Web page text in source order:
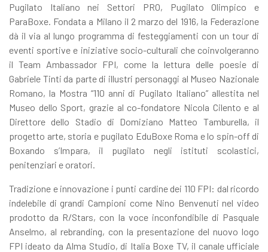
Pugilato Italiano nei Settori PRO, Pugilato Olimpico e
ParaBoxe. Fondata a Milano il 2 marzo del 1916, la Federazione
dà il via al lungo programma di festeggiamenti con un tour di
eventi sportive e iniziative socio-culturali che coinvolgeranno
il Team Ambassador FPI, come la lettura delle poesie di
Gabriele Tinti da parte di illustri personaggi al Museo Nazionale
Romano, la Mostra “110 anni di Pugilato Italiano” allestita nel
Museo dello Sport, grazie al co-fondatore Nicola Cilento e al
Direttore dello Stadio di Domiziano Matteo Tamburella, il
progetto arte, storia e pugilato EduBoxe Roma e lo spin-off di
Boxando s’Impara, il pugilato negli istituti scolastici,
penitenziari e oratori.
Tradizione e innovazione i punti cardine dei 110 FPI: dal ricordo
indelebile di grandi Campioni come Nino Benvenuti nel video
prodotto da R/Stars, con la voce inconfondibile di Pasquale
Anselmo, al rebranding, con la presentazione del nuovo logo
FPI ideato da Alma Studio, di Italia Boxe TV, il canale ufficiale